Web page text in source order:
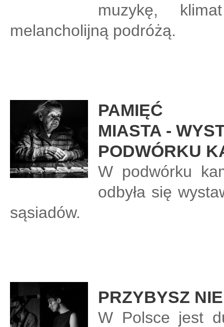
muzykę,
melancholijną podróżą.
PAMIĘĆ
MIASTA -
PODWÓRKU
W podwórku
odbyła się
sąsiadów.
PRZYBYSZ
W Polsce jest